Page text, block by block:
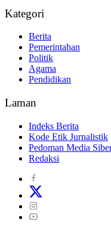
Kategori
Berita
Pemerintahan
Politik
Agama
Pendidikan
Laman
Indeks Berita
Kode Etik Jurnalistik
Pedoman Media
Redaksi